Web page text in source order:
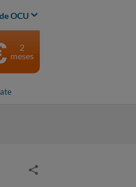
OCU
2
meses